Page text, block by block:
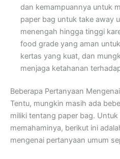
dan kemampuannya untuk
paper bag untuk take away
menengah hingga tinggi
food grade yang aman
kertas yang kuat, dan
menjaga ketahanan
Beberapa Pertanyaan
Tentu, mungkin masih ada
miliki tentang paper bag.
memahaminya, berikut ini
mengenai pertanyaan umum